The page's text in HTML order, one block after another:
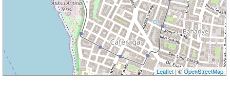
Leaflet| ©OpenStreetMap